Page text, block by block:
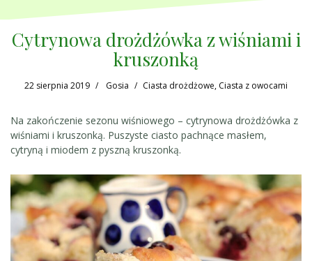
Cytrynowa drożdżówka z wiśniami i
kruszonką
22 sierpnia 2019 Gosia Ciasta drożdżowe, Ciasta z owocami
Na zakończenie sezonu wiśniowego – cytrynowa drożdżówka z
wiśniami i kruszonką. Puszyste ciasto pachnące masłem,
cytryną i miodem z pyszną kruszonką.